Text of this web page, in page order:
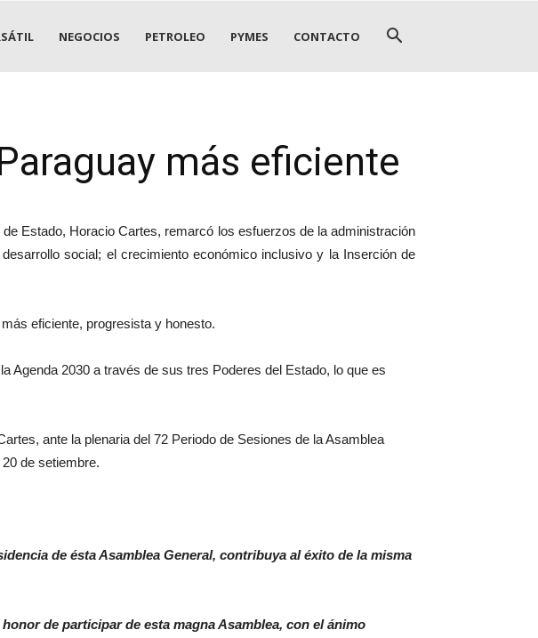
NEGOCIOS PETROLEO PYMES CONTACTO
más eficiente
Estado, Horacio Cartes, remarcó los esfuerzos de la administración
social; el crecimiento económico inclusivo y la Inserción de
eficiente, progresista y honesto.
Agenda 2030 a través de sus tres Poderes del Estado, lo que es
ante la plenaria del 72 Periodo de Sesiones de la Asamblea
de setiembre.
de ésta Asamblea General, contribuya al éxito de la misma
de participar de esta magna Asamblea, con el ánimo